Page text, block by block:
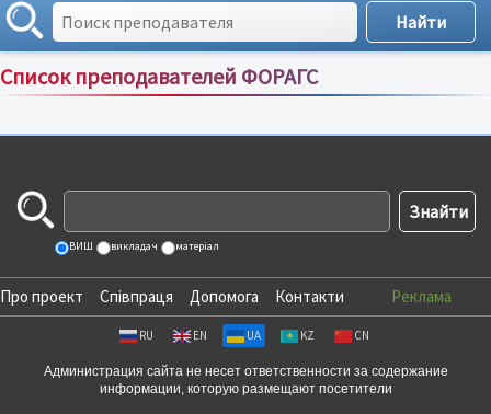
Список преподавателей ФОРАГС
Сортировка по:имени;рейтингу;отзывам
ВИШ викладач матеріал
Про проект Співпраця Допомога Контакти Реклама
RU EN UA KZ CN
Администрация сайта не несет ответственности за содержание
информации, которую размещают посетители